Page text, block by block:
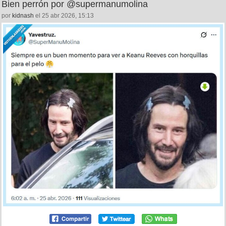
Bien perrón por @supermanumolina
por kidnash el 25 abr 2026, 15:13